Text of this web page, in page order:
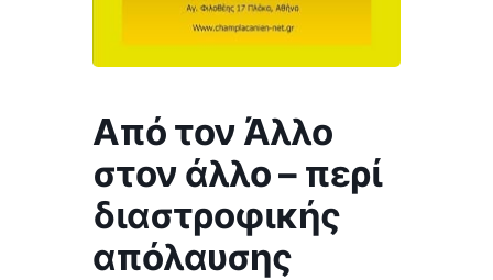
Από τον Άλλο
στον άλλο – περί
διαστροφικής
απόλαυσης